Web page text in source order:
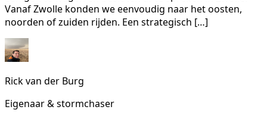
Vanaf Zwolle konden we eenvoudig naar het oosten,
noorden of zuiden rijden. Een strategisch […]
Rick van der Burg
Eigenaar & stormchaser